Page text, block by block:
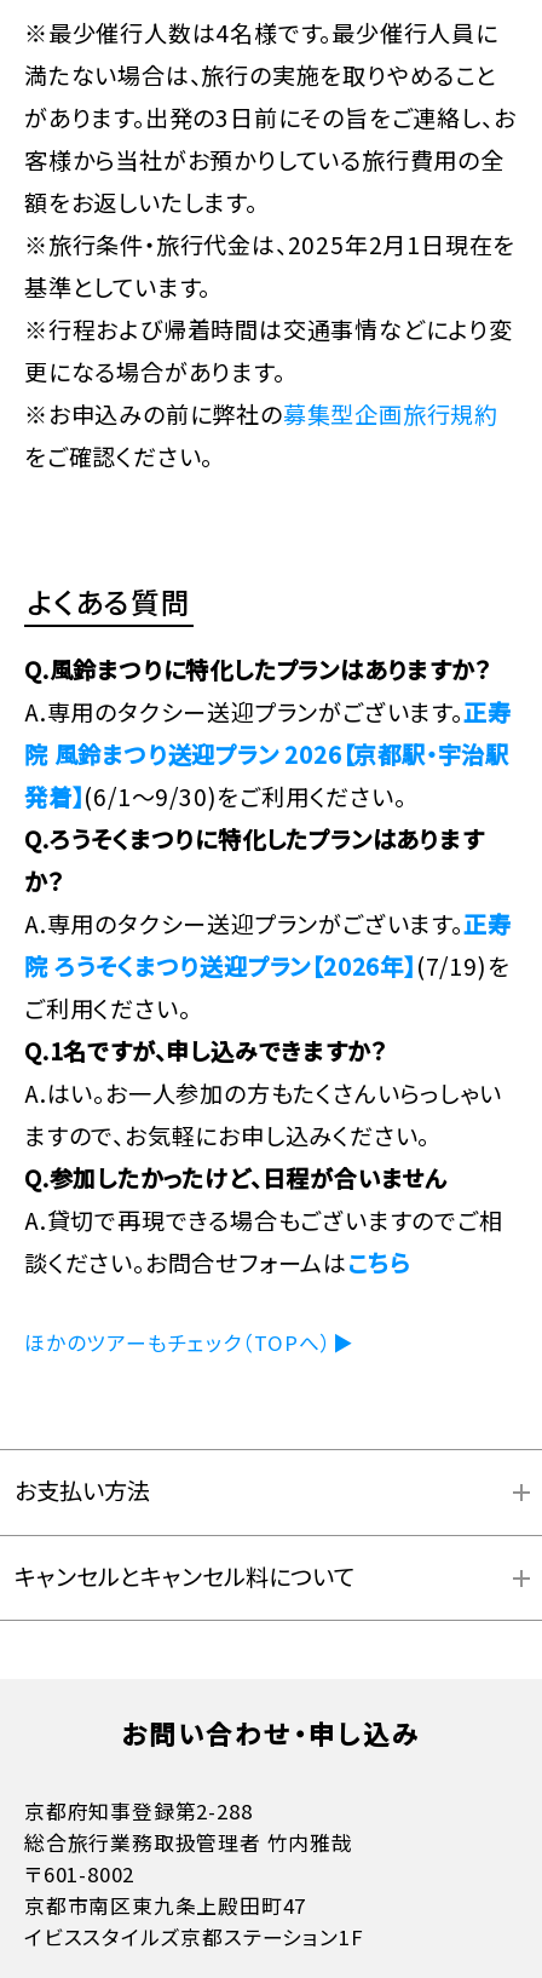
※最少催行人数は4名様です。最少催行人員に
満たない場合は、旅行の実施を取りやめること
があります。出発の3日前にその旨をご連絡し、お
客様から当社がお預かりしている旅行費用の全
額をお返しいたします。
※旅行条件・旅行代金は、2025年2月1日現在を
基準としています。
※行程および帰着時間は交通事情などにより変
更になる場合があります。
※お申込みの前に弊社の募集型企画旅行規約
をご確認ください。
よくある質問
Q.風鈴まつりに特化したプランはありますか？
A.専用のタクシー送迎プランがございます。正寿
院 風鈴まつり送迎プラン 2026【京都駅・宇治駅
発着】(6/1～9/30)をご利用ください。
Q.ろうそくまつりに特化したプランはあります
か？
A.専用のタクシー送迎プランがございます。正寿
院 ろうそくまつり送迎プラン【2026年】(7/19)を
ご利用ください。
Q.1名ですが、申し込みできますか？
A.はい。お一人参加の方もたくさんいらっしゃい
ますので、お気軽にお申し込みください。
Q.参加したかったけど、日程が合いません
A.貸切で再現できる場合もございますのでご相
談ください。お問合せフォームはこちら
ほかのツアーもチェック（TOPへ）▶
お支払い方法
お支払方法詳細はこちら
キャンセルとキャンセル料について
11日目に当たる日以前
お問い合わせ・申し込み
京都府知事登録第2-288
総合旅行業務取扱管理者 竹内雅哉
〒601-8002
京都市南区東九条上殿田町47
イビススタイルズ京都ステーション1F